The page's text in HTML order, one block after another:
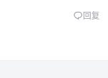
回复